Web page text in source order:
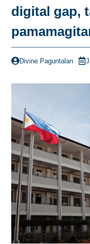
digital gap,
Divine Paguntalan